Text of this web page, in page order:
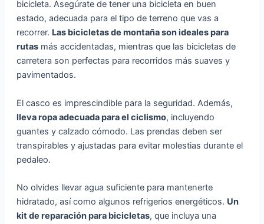
bicicleta. Asegúrate de tener una bicicleta en buen
estado, adecuada para el tipo de terreno que vas a
recorrer. Las bicicletas de montaña son ideales para
rutasmás accidentadas, mientras que las bicicletas de
carretera son perfectas para recorridos más suaves y
pavimentados.
El casco es imprescindible para la seguridad. Además,
lleva ropa adecuada para el ciclismo, incluyendo
guantes y calzado cómodo. Las prendas deben ser
transpirables y ajustadas para evitar molestias durante el
pedaleo.
No olvides llevar agua suficiente para mantenerte
hidratado, así como algunos refrigerios energéticos. Un
kit de reparación para bicicletas, que incluya una